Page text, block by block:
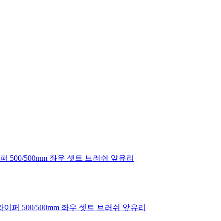
퍼 500/500mm 좌우 셋트 브러쉬 앞유리